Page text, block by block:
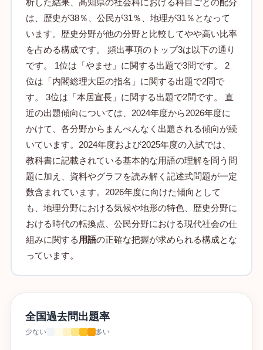
は、歴史が38％、公民が31％、地理が31％となって
います。歴史分野が他の分野と比較してやや高い比率
を占める構成です。 頻出事項のトップ3は以下の通り
です。 1位は「やませ」に関する出題で3問です。 2
位は「内閣総理大臣の指名」に関する出題で2問で
す。 3位は「本居宣長」に関する出題で2問です。 直
近の出題傾向については、2024年度から2026年度に
かけて、各分野からまんべんなく出題される傾向が続
いています。2024年度および2025年度の入試では、
教科書に記載されている基本的な用語の理解を問う問
題に加え、資料やグラフを読み解く記述式問題が一定
数含まれています。2026年度に向けた傾向として
も、地理分野における気候や地形の特色、歴史分野に
おける時代の転換点、公民分野における現代社会の仕
組みに関する 用語の正確な把握が求められる構成とな
っています。
全国過去問出題率
少ない 多い